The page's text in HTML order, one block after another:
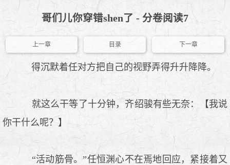
哥们儿你穿错shen了 - 分卷阅读7
上一章 目录 下一章
得沉默着任对方把自己的视野弄得升升降降。
就这么干等了十分钟，齐绍骏有些无奈：【我说
你干什么呢？】
“活动筋骨。”任恒渊心不在焉地回应，紧接着又